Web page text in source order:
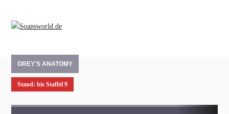
GREY'S ANATOMY
Stand: bis Staffel 9